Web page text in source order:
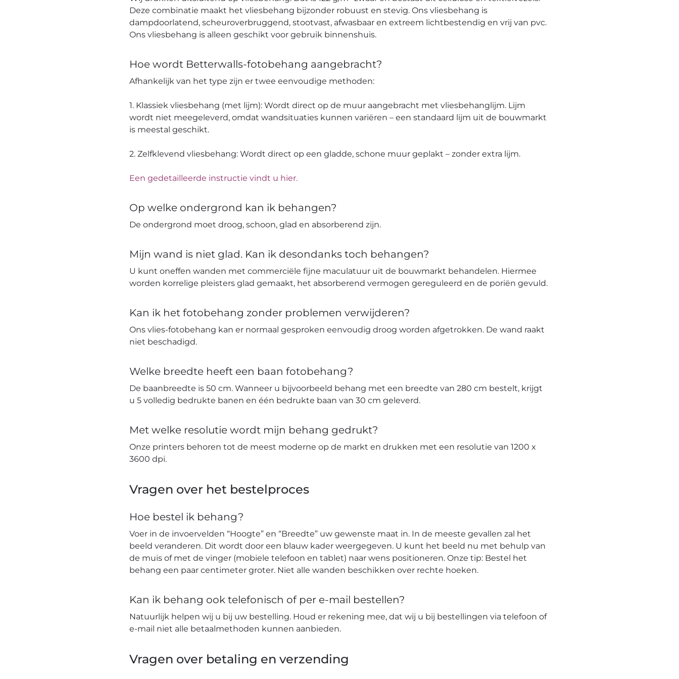
Deze combinatie maakt het vliesbehang bijzonder robuust en stevig. Ons vliesbehang is
dampdoorlatend, scheuroverbruggend, stootvast, afwasbaar en extreem lichtbestendig en vrij van pvc.
Ons vliesbehang is alleen geschikt voor gebruik binnenshuis.
Hoe wordt Betterwalls-fotobehang aangebracht?
Afhankelijk van het type zijn er twee eenvoudige methoden:
1. Klassiek vliesbehang (met lijm): Wordt direct op de muur aangebracht met vliesbehanglijm. Lijm
wordt niet meegeleverd, omdat wandsituaties kunnen variëren – een standaard lijm uit de bouwmarkt
is meestal geschikt.
2. Zelfklevend vliesbehang: Wordt direct op een gladde, schone muur geplakt – zonder extra lijm.
Een gedetailleerde instructie vindt u hier.
Op welke ondergrond kan ik behangen?
De ondergrond moet droog, schoon, glad en absorberend zijn.
Mijn wand is niet glad. Kan ik desondanks toch behangen?
U kunt oneffen wanden met commerciële fijne maculatuur uit de bouwmarkt behandelen. Hiermee
worden korrelige pleisters glad gemaakt, het absorberend vermogen gereguleerd en de poriën gevuld.
Kan ik het fotobehang zonder problemen verwijderen?
Ons vlies-fotobehang kan er normaal gesproken eenvoudig droog worden afgetrokken. De wand raakt
niet beschadigd.
Welke breedte heeft een baan fotobehang?
De baanbreedte is 50 cm. Wanneer u bijvoorbeeld behang met een breedte van 280 cm bestelt, krijgt
u 5 volledig bedrukte banen en één bedrukte baan van 30 cm geleverd.
Met welke resolutie wordt mijn behang gedrukt?
Onze printers behoren tot de meest moderne op de markt en drukken met een resolutie van 1200 x
3600 dpi.
Vragen over het bestelproces
Hoe bestel ik behang?
Voer in de invoervelden “Hoogte” en “Breedte” uw gewenste maat in. In de meeste gevallen zal het
beeld veranderen. Dit wordt door een blauw kader weergegeven. U kunt het beeld nu met behulp van
de muis of met de vinger (mobiele telefoon en tablet) naar wens positioneren. Onze tip: Bestel het
behang een paar centimeter groter. Niet alle wanden beschikken over rechte hoeken.
Kan ik behang ook telefonisch of per e-mail bestellen?
Natuurlijk helpen wij u bij uw bestelling. Houd er rekening mee, dat wij u bij bestellingen via telefoon of
e-mail niet alle betaalmethoden kunnen aanbieden.
Vragen over betaling en verzending